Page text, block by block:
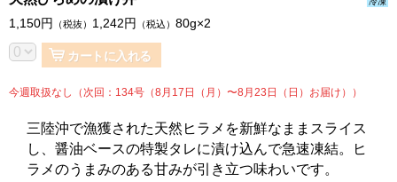
1,150円 （税抜） 1,242円 （税込） 80g×2
カートに入れる
今週取扱なし（次回：134号（8月17日（月）〜8月23日（日）お届け））
三陸沖で漁獲された天然ヒラメを新鮮なままスライス
し、醤油ベースの特製タレに漬け込んで急速凍結。ヒ
ラメのうまみのある甘みが引き立つ味わいです。